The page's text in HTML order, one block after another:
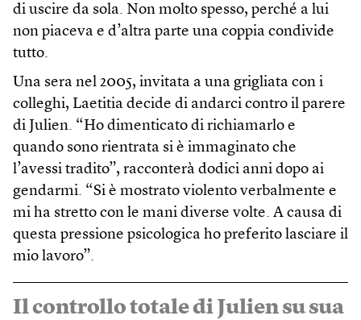
di uscire da sola. Non molto spesso, perché a lui
non piaceva e d’altra parte una coppia condivide
tutto.
Una sera nel 2005, invitata a una grigliata con i
colleghi, Laetitia decide di andarci contro il parere
di Julien. “Ho dimenticato di richiamarlo e
quando sono rientrata si è immaginato che
l’avessi tradito”, racconterà dodici anni dopo ai
gendarmi. “Si è mostrato violento verbalmente e
mi ha stretto con le mani diverse volte. A causa di
questa pressione psicologica ho preferito lasciare il
mio lavoro”.
Il controllo totale di Julien su sua